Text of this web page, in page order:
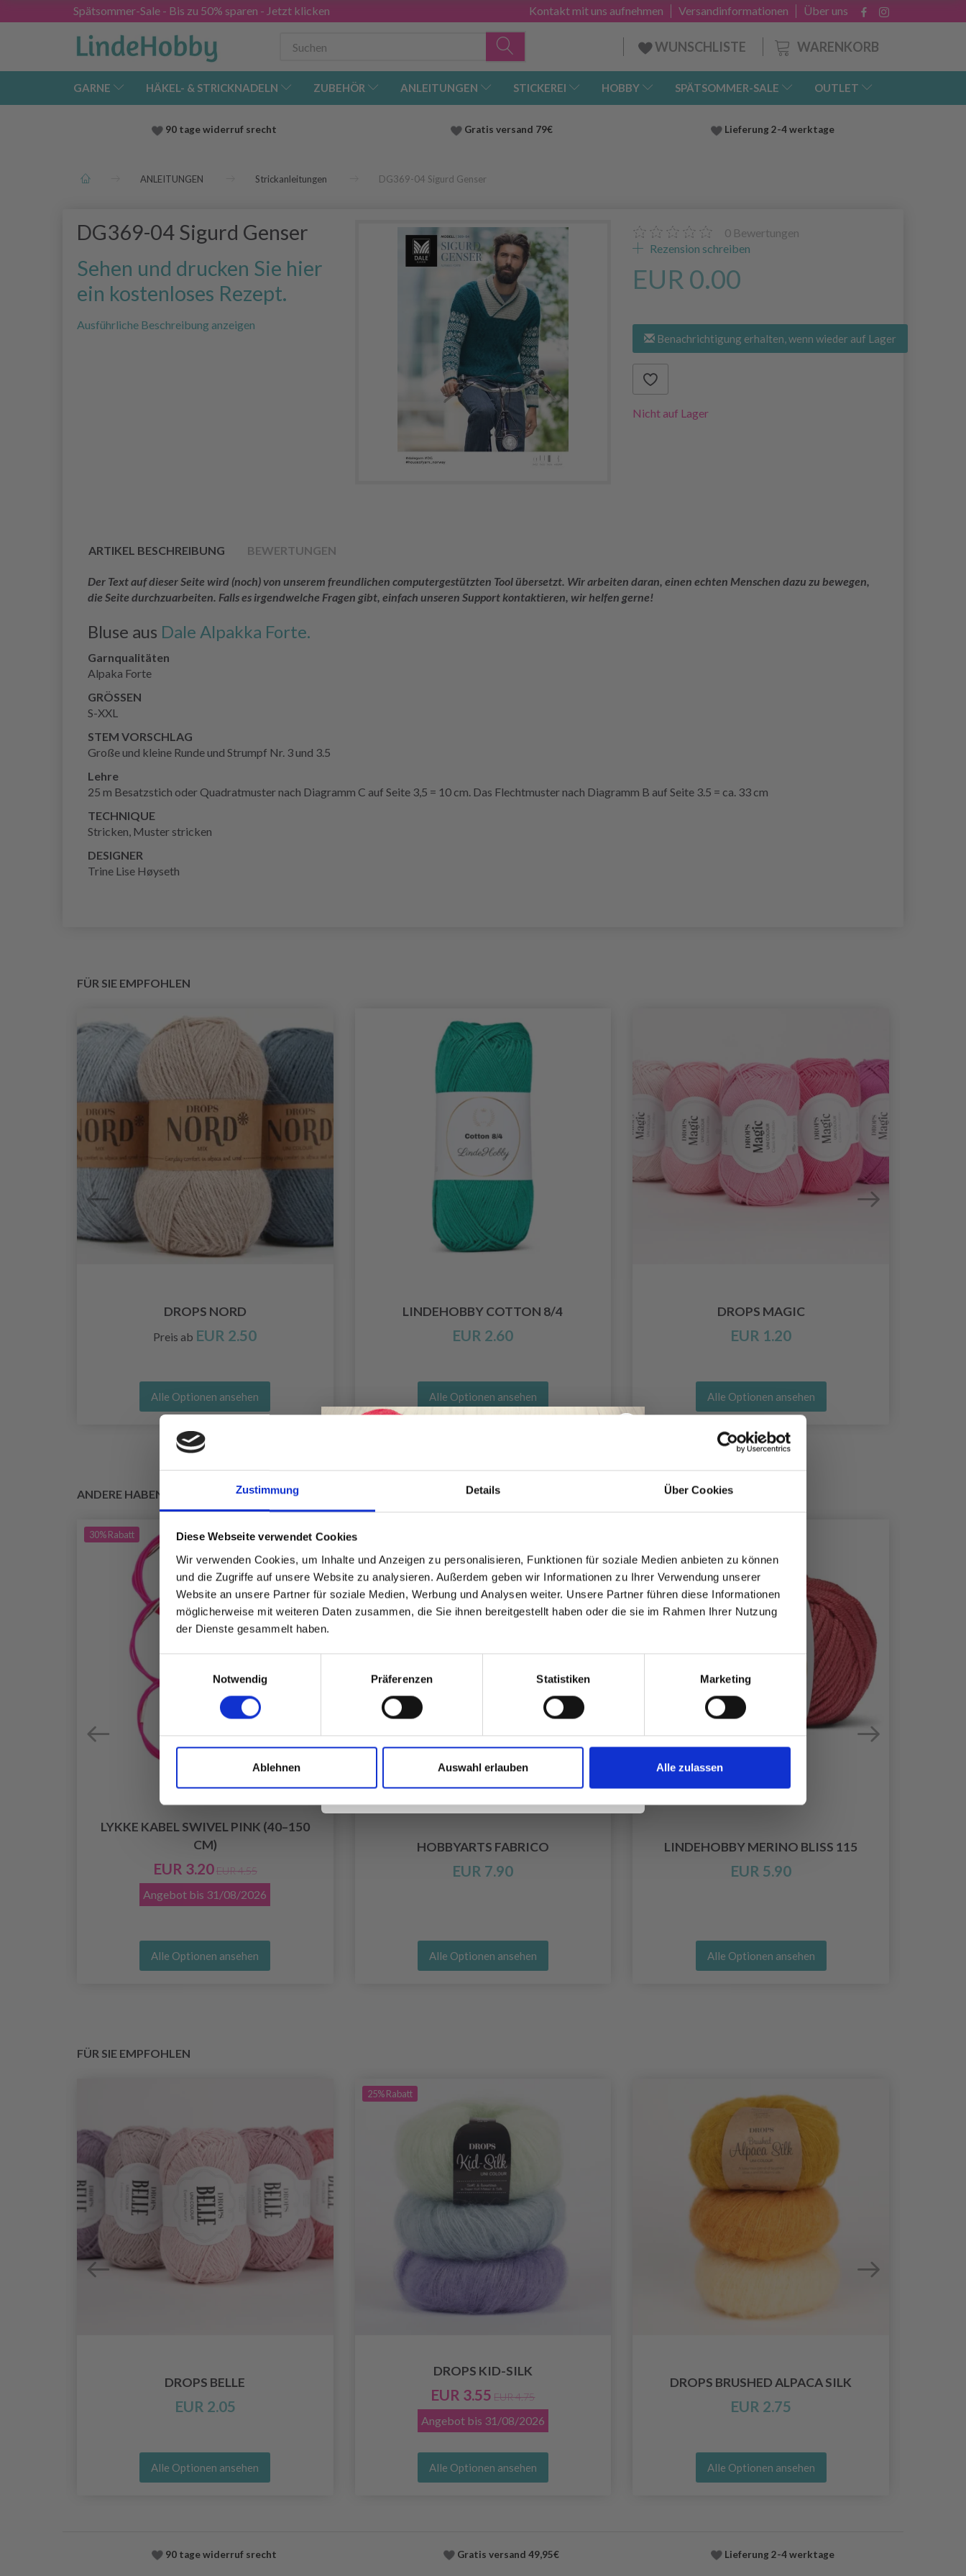
Zustimmung Details Über Cookies
Diese Webseite verwendet Cookies
Wir verwenden Cookies, um Inhalte und Anzeigen zu personalisieren, Funktionen für soziale Medien anbieten zu können
und die Zugriffe auf unsere Website zu analysieren. Außerdem geben wir Informationen zu Ihrer Verwendung unserer
Website an unsere Partner für soziale Medien, Werbung und Analysen weiter. Unsere Partner führen diese Informationen
möglicherweise mit weiteren Daten zusammen, die Sie ihnen bereitgestellt haben oder die sie im Rahmen Ihrer Nutzung
der Dienste gesammelt haben.
Notwendig
Präferenzen Statistiken Marketing
Ablehnen Auswahl erlauben Alle zulassen
Spätsommer-Sale - Bis zu 50% sparen - Jetzt klicken Über uns
Versandinformationen
Kontakt mit uns aufnehmen
WARENKORB
WUNSCHLISTE
GARNE HÄKEL- & STRICKNADELN ZUBEHÖR ANLEITUNGEN STICKEREI HOBBY SPÄTSOMMER-SALE OUTLET
90 tage widerruf srecht Gratis versand 79€ Lieferung 2-4 werktage
ANLEITUNGEN Strickanleitungen DG369-04 Sigurd Genser
DG369-04 Sigurd Genser
Sehen und drucken Sie hier
ein kostenloses Rezept.
Ausführliche Beschreibung anzeigen
0 Bewertungen
Rezension schreiben
EUR 0.00
Benachrichtigung erhalten, wenn wieder auf Lager
Nicht auf Lager
ARTIKEL BESCHREIBUNG BEWERTUNGEN
Der Text auf dieser Seite wird (noch) von unserem freundlichen computergestützten Tool übersetzt. Wir arbeiten daran, einen echten Menschen dazu zu bewegen,
die Seite durchzuarbeiten. Falls es irgendwelche Fragen gibt, einfach unseren Support kontaktieren, wir helfen gerne!
Bluse aus Dale Alpakka Forte.
Garnqualitäten
Alpaka Forte
GRÖSSEN
S-XXL
STEM VORSCHLAG
Große und kleine Runde und Strumpf Nr. 3 und 3.5
Lehre
25 m Besatzstich oder Quadratmuster nach Diagramm C auf Seite 3,5 = 10 cm. Das Flechtmuster nach Diagramm B auf Seite 3.5 = ca. 33 cm
TECHNIQUE
Stricken, Muster stricken
DESIGNER
Trine Lise Høyseth
FÜR SIE EMPFOHLEN
DROPS NORD
Preis ab EUR 2.50
Alle Optionen ansehen
LINDEHOBBY COTTON 8/4
EUR 2.60
Alle Optionen ansehen
DROPS MAGIC
EUR 1.20
Alle Optionen ansehen
ANDERE HABEN SICH AUCH ANGESEHEN
30%Rabatt
LYKKE KABEL SWIVEL PINK (40–150
CM)
EUR 3.20EUR 4.55
Angebot bis 31/08/2026
Alle Optionen ansehen
HOBBYARTS FABRICO
EUR 7.90
Alle Optionen ansehen
LINDEHOBBY MERINO BLISS 115
EUR 5.90
Alle Optionen ansehen
FÜR SIE EMPFOHLEN
DROPS BELLE
EUR 2.05
Alle Optionen ansehen
25%Rabatt
DROPS KID-SILK
EUR 3.55 EUR 4.75
Angebot bis 31/08/2026
Alle Optionen ansehen
DROPS BRUSHED ALPACA SILK
EUR 2.75
Alle Optionen ansehen
90 tage widerruf srecht Gratis versand 49,95€ Lieferung 2-4 werktage
Werde ein Teil unserer Garn-Community
und erhalte exklusiven Zugang zu
inspirierenden Strickmustern und
Nein, danke